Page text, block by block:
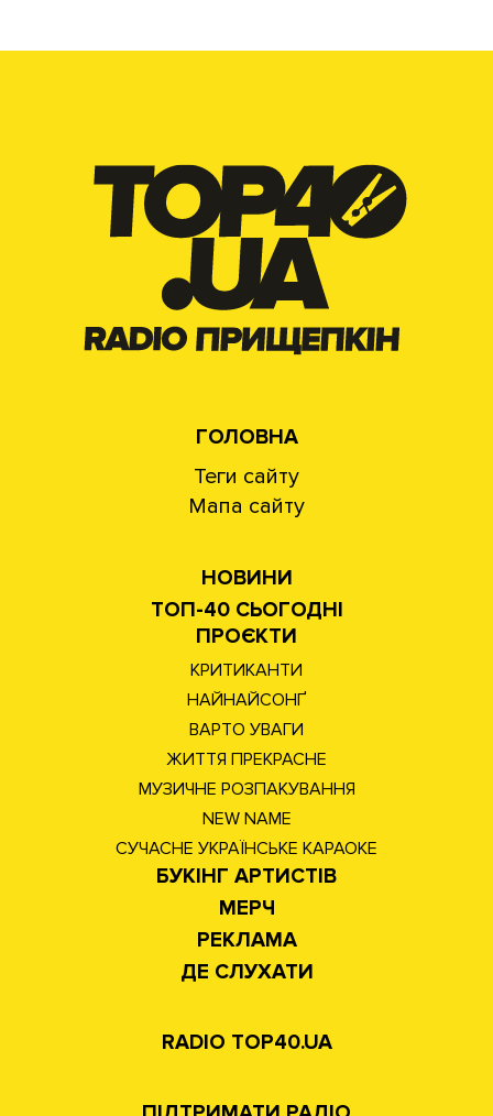
ГОЛОВНА
Теги сайту
Мапа сайту
НОВИНИ
ТОП-40 СЬОГОДНІ
ПРОЄКТИ
КРИТИКАНТИ
НАЙНАЙСОНҐ
ВАРТО УВАГИ
ЖИТТЯ ПРЕКРАСНЕ
МУЗИЧНЕ РОЗПАКУВАННЯ
NEW NAME
СУЧАСНЕ УКРАЇНСЬКЕ КАРАОКЕ
БУКІНГ АРТИСТІВ
МЕРЧ
РЕКЛАМА
ДЕ СЛУХАТИ
RADIO TOP40.UA